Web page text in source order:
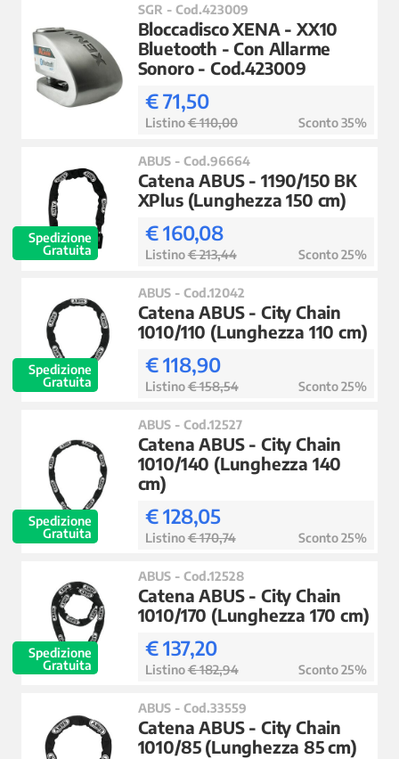
SGR - Cod.423009
Bloccadisco XENA - XX10
Bluetooth - Con Allarme
Sonoro - Cod.423009
€ 71,50
Listino€ 110,00 Sconto 35%
Spedizione
Gratuita
ABUS - Cod.96664
Catena ABUS - 1190/150 BK
XPlus (Lunghezza 150 cm)
€ 160,08
Listino€ 213,44 Sconto 25%
Spedizione
Gratuita
ABUS - Cod.12042
Catena ABUS - City Chain
1010/110 (Lunghezza 110 cm)
€ 118,90
Listino€ 158,54 Sconto 25%
Spedizione
Gratuita
ABUS - Cod.12527
Catena ABUS - City Chain
1010/140 (Lunghezza 140
cm)
€ 128,05
Listino€ 170,74 Sconto 25%
Spedizione
Gratuita
ABUS - Cod.12528
Catena ABUS - City Chain
1010/170 (Lunghezza 170 cm)
€ 137,20
Listino€ 182,94 Sconto 25%
ABUS - Cod.33559
Catena ABUS - City Chain
1010/85 (Lunghezza 85 cm)